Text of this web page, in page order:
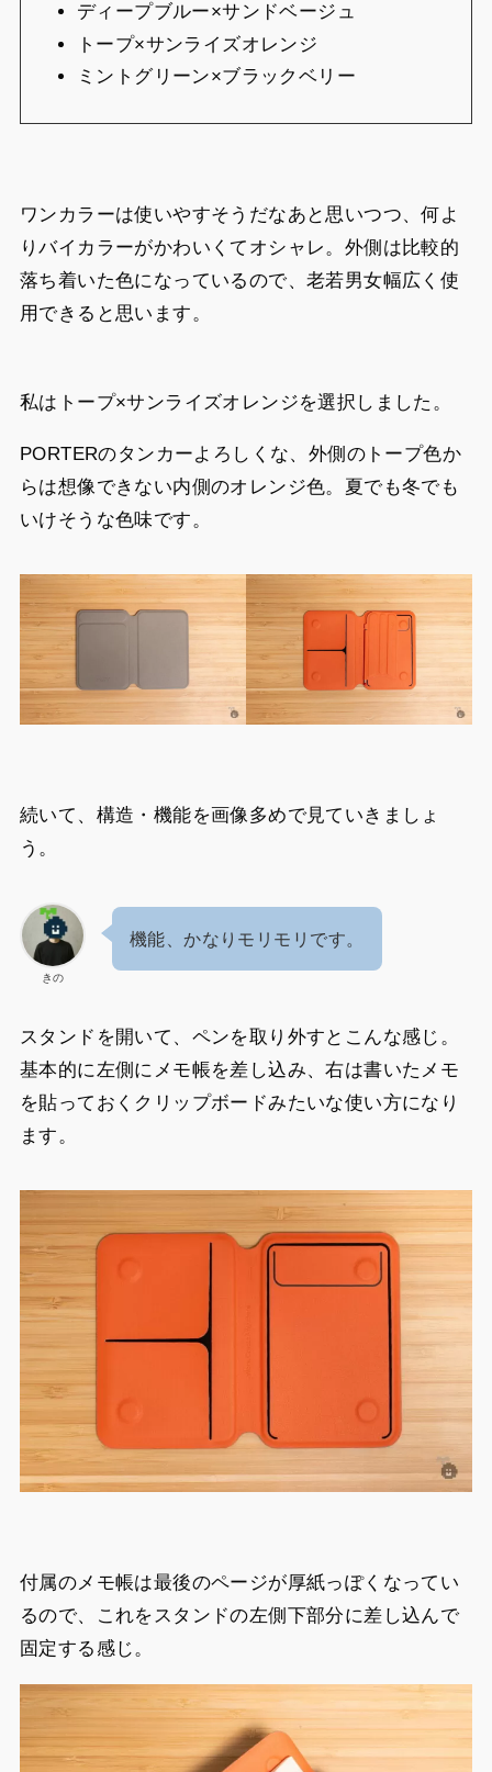
ディープブルー×サンドベージュ
トープ×サンライズオレンジ
ミントグリーン×ブラックベリー
ワンカラーは使いやすそうだなあと思いつつ、何よ
りバイカラーがかわいくてオシャレ。外側は比較的
落ち着いた色になっているので、老若男女幅広く使
用できると思います。
私はトープ×サンライズオレンジを選択しました。
PORTERのタンカーよろしくな、外側のトープ色か
らは想像できない内側のオレンジ色。夏でも冬でも
いけそうな色味です。
続いて、構造・機能を画像多めで見ていきましょ
う。
きの
機能、かなりモリモリです。
スタンドを開いて、ペンを取り外すとこんな感じ。
基本的に左側にメモ帳を差し込み、右は書いたメモ
を貼っておくクリップボードみたいな使い方になり
ます。
付属のメモ帳は最後のページが厚紙っぽくなってい
るので、これをスタンドの左側下部分に差し込んで
固定する感じ。